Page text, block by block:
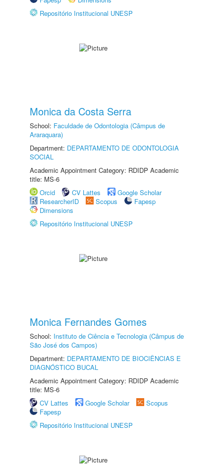
Repositório Institucional UNESP
Monica da Costa Serra
School: Faculdade de Odontologia (Câmpus de
Araraquara)
Department: DEPARTAMENTO DE ODONTOLOGIA
SOCIAL
Academic Appointment Category: RDIDP Academic
title: MS-6
Orcid
CV Lattes
Google Scholar
ResearcherID
Scopus
Fapesp
Dimensions
Repositório Institucional UNESP
Monica Fernandes Gomes
School: Instituto de Ciência e Tecnologia (Câmpus de
São José dos Campos)
Department: DEPARTAMENTO DE BIOCIÊNCIAS E
DIAGNÓSTICO BUCAL
Academic Appointment Category: RDIDP Academic
title: MS-6
CV Lattes
Google Scholar
Scopus
Fapesp
Repositório Institucional UNESP